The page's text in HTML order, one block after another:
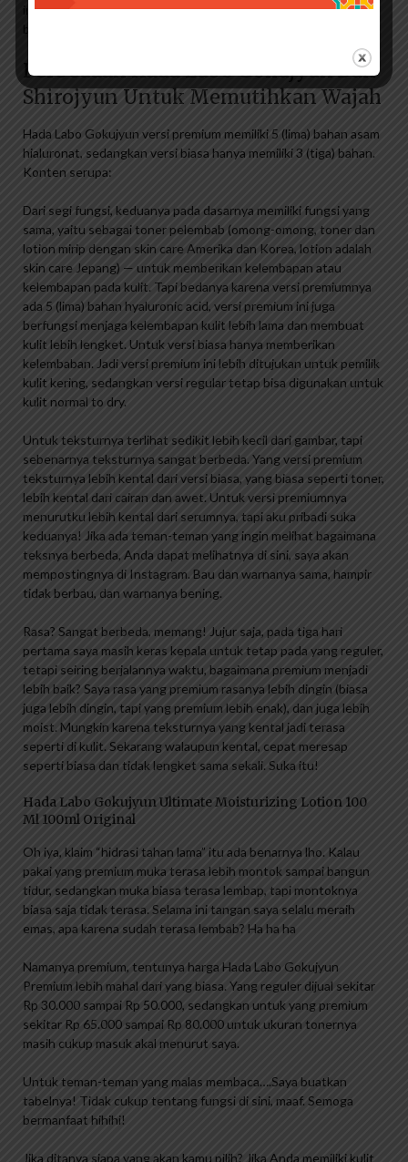
informasi produk di bagian belakang dan tanggal kedaluwarsa di
bagian bawah.
Perbedaan Hada Labo Gokujyun Dan
Shirojyun Untuk Memutihkan Wajah
Hada Labo Gokujyun versi premium memiliki 5 (lima) bahan asam
hialuronat, sedangkan versi biasa hanya memiliki 3 (tiga) bahan.
Konten serupa:
Dari segi fungsi, keduanya pada dasarnya memiliki fungsi yang
sama, yaitu sebagai toner pelembab (omong-omong, toner dan
lotion mirip dengan skin care Amerika dan Korea, lotion adalah
skin care Jepang) — untuk memberikan kelembapan atau
kelembapan pada kulit. Tapi bedanya karena versi premiumnya
ada 5 (lima) bahan hyaluronic acid, versi premium ini juga
berfungsi menjaga kelembapan kulit lebih lama dan membuat
kulit lebih lengket. Untuk versi biasa hanya memberikan
kelembaban. Jadi versi premium ini lebih ditujukan untuk pemilik
kulit kering, sedangkan versi regular tetap bisa digunakan untuk
kulit normal to dry.
Untuk teksturnya terlihat sedikit lebih kecil dari gambar, tapi
sebenarnya teksturnya sangat berbeda. Yang versi premium
teksturnya lebih kental dari versi biasa, yang biasa seperti toner,
lebih kental dari cairan dan awet. Untuk versi premiumnya
menurutku lebih kental dari serumnya, tapi aku pribadi suka
keduanya! Jika ada teman-teman yang ingin melihat bagaimana
teksnya berbeda, Anda dapat melihatnya di sini, saya akan
mempostingnya di Instagram. Bau dan warnanya sama, hampir
tidak berbau, dan warnanya bening.
Rasa? Sangat berbeda, memang! Jujur saja, pada tiga hari
pertama saya masih keras kepala untuk tetap pada yang reguler,
tetapi seiring berjalannya waktu, bagaimana premium menjadi
lebih baik? Saya rasa yang premium rasanya lebih dingin (biasa
juga lebih dingin, tapi yang premium lebih enak), dan juga lebih
moist. Mungkin karena teksturnya yang kental jadi terasa
seperti di kulit. Sekarang walaupun kental, cepat meresap
seperti biasa dan tidak lengket sama sekali. Suka itu!
Hada Labo Gokujyun Ultimate Moisturizing Lotion 100
Ml 100ml Original
Oh iya, klaim “hidrasi tahan lama” itu ada benarnya lho. Kalau
pakai yang premium muka terasa lebih montok sampai bangun
tidur, sedangkan muka biasa terasa lembap, tapi montoknya
biasa saja tidak terasa. Selama ini tangan saya selalu meraih
emas, apa karena sudah terasa lembab? Ha ha ha
Namanya premium, tentunya harga Hada Labo Gokujyun
Premium lebih mahal dari yang biasa. Yang reguler dijual sekitar
Rp 30.000 sampai Rp 50.000, sedangkan untuk yang premium
sekitar Rp 65.000 sampai Rp 80.000 untuk ukuran tonernya
masih cukup masuk akal menurut saya.
Untuk teman-teman yang malas membaca….Saya buatkan
tabelnya! Tidak cukup tentang fungsi di sini, maaf. Semoga
bermanfaat hihihi!
Jika ditanya siapa yang akan kamu pilih? Jika Anda memiliki kulit